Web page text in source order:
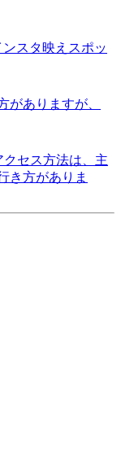
スタ映えスポッ
がありますが、
セス方法は、主
き方がありま